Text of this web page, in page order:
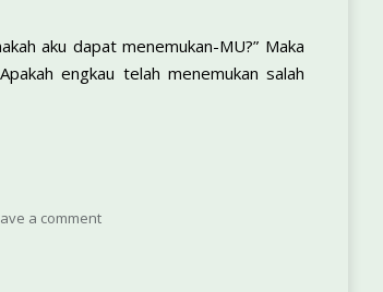
aku dapat menemukan-MU?” Maka
engkau telah menemukan salah
a comment